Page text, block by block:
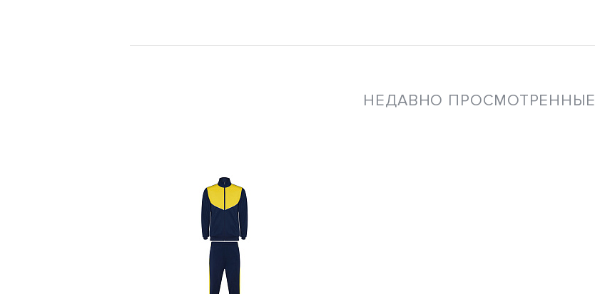
НЕДАВНО ПРОСМОТРЕННЫЕ